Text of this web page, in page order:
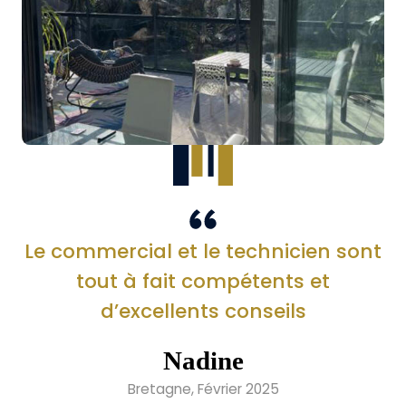
Le commercial et le technicien sont
tout à fait compétents et
d’excellents conseils
Nadine
Bretagne, Février 2025